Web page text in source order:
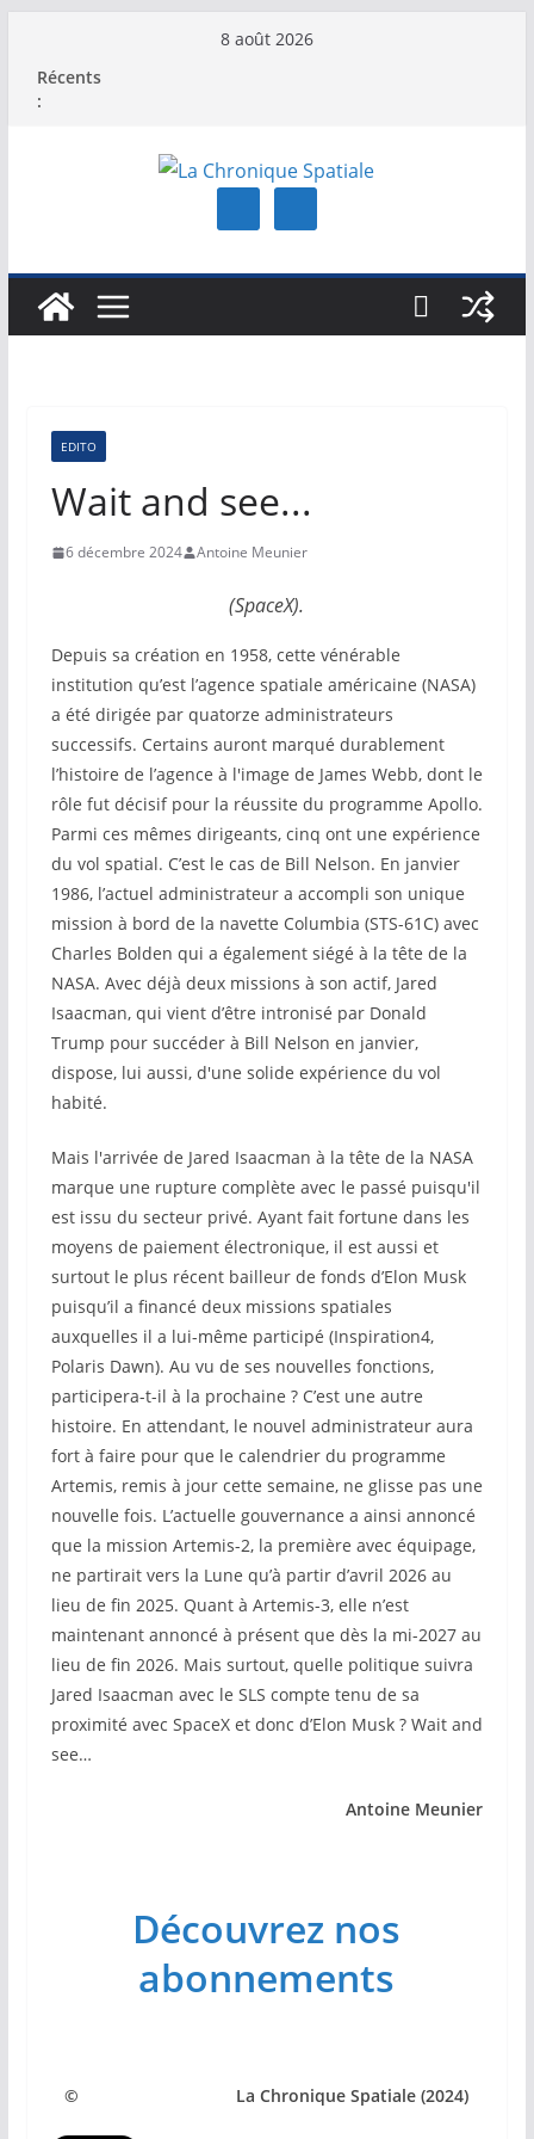
contenu
8 août 2026
Récents
:
EDITO
Wait and see...
6 décembre 2024 Antoine Meunier
(SpaceX).
Depuis sa création en 1958, cette vénérable
institution qu’est l’agence spatiale américaine (NASA)
a été dirigée par quatorze administrateurs
successifs. Certains auront marqué durablement
l’histoire de l’agence à l'image de James Webb, dont le
rôle fut décisif pour la réussite du programme Apollo.
Parmi ces mêmes dirigeants, cinq ont une expérience
du vol spatial. C’est le cas de Bill Nelson. En janvier
1986, l’actuel administrateur a accompli son unique
mission à bord de la navette Columbia (STS-61C) avec
Charles Bolden qui a également siégé à la tête de la
NASA. Avec déjà deux missions à son actif, Jared
Isaacman, qui vient d’être intronisé par Donald
Trump pour succéder à Bill Nelson en janvier,
dispose, lui aussi, d'une solide expérience du vol
habité.
Mais l'arrivée de Jared Isaacman à la tête de la NASA
marque une rupture complète avec le passé puisqu'il
est issu du secteur privé. Ayant fait fortune dans les
moyens de paiement électronique, il est aussi et
surtout le plus récent bailleur de fonds d’Elon Musk
puisqu’il a financé deux missions spatiales
auxquelles il a lui-même participé (Inspiration4,
Polaris Dawn). Au vu de ses nouvelles fonctions,
participera-t-il à la prochaine ? C’est une autre
histoire. En attendant, le nouvel administrateur aura
fort à faire pour que le calendrier du programme
Artemis, remis à jour cette semaine, ne glisse pas une
nouvelle fois. L’actuelle gouvernance a ainsi annoncé
que la mission Artemis-2, la première avec équipage,
ne partirait vers la Lune qu’à partir d’avril 2026 au
lieu de fin 2025. Quant à Artemis-3, elle n’est
maintenant annoncé à présent que dès la mi-2027 au
lieu de fin 2026. Mais surtout, quelle politique suivra
Jared Isaacman avec le SLS compte tenu de sa
proximité avec SpaceX et donc d’Elon Musk ? Wait and
see…
Antoine Meunier
Découvrez nos
abonnements
© La Chronique Spatiale (2024)